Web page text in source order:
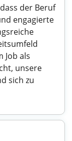
der Beruf
engagierte
Job als
unsere
sich zu